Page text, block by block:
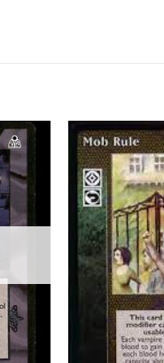
Add to
wishlist